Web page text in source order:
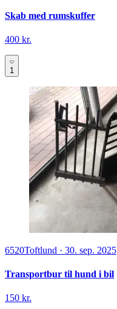
Skab med rumskuffer
400 kr.
1
6520Toftlund · 30. sep. 2025
Transportbur til hund i bil
150 kr.